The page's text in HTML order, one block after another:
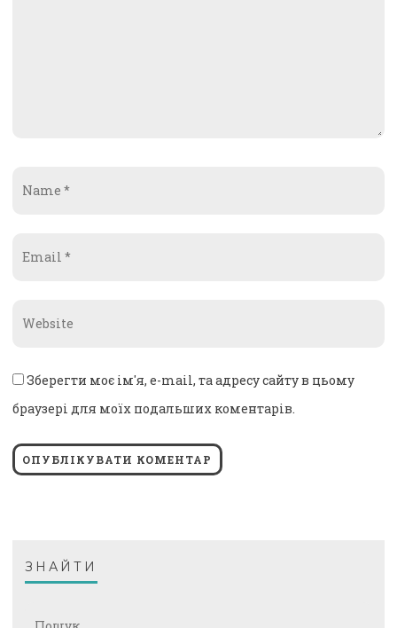
Зберегти моє ім'я, e-mail, та адресу сайту в цьому
браузері для моїх подальших коментарів.
ЗНАЙТИ